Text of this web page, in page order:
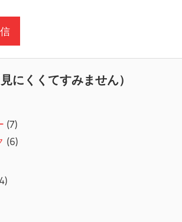
にくくてすみません）
(7)
(6)